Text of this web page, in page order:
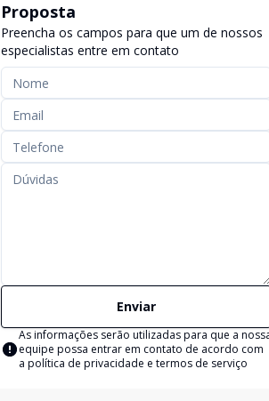
Proposta
Preencha os campos para que um de nossos
especialistas entre em contato
Enviar
As informações serão utilizadas para que a
equipe possa entrar em contato de acordo com
a política de privacidade e termos de serviço